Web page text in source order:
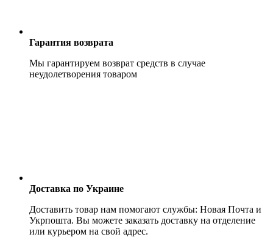
Гарантия возврата
Мы гарантируем возврат средств в случае
неудолетворения товаром
Доставка по Украине
Доставить товар нам помогают службы: Новая Почта и
Укрпошта. Вы можете заказать доставку на отделение
или курьером на свой адрес.